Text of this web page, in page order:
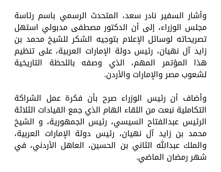
وأشار السفير نادر سعد، المتحدث الرسمي باسم رئاسة
مجلس الوزراء، إلى أن الدكتور مصطفى مدبولي استهل
تصريحاته لوسائل الإعلام بتوجيه الشكر للشيخ محمد بن
زايد آل نهيان، رئيس دولة الإمارات العربية، على تنظيم
هذا المؤتمر المهم، الذي وصفه باللحظة التاريخية
لشعوب مصر والإمارات والأردن.
وأضاف أن رئيس الوزراء صرح بأن فكرة عمل الشراكة
التكاملية نبعت من اللقاء الهام الذي جمع القيادات الثلاثة
الرئيس عبدالفتاح السيسي، رئيس الجمهورية، و الشيخ
محمد بن زايد آل نهيان، رئيس دولة الإمارات العربية،
والملك عبدالله الثاني بن الحسين، العاهل الأردني، في
شهر رمضان الماضي.